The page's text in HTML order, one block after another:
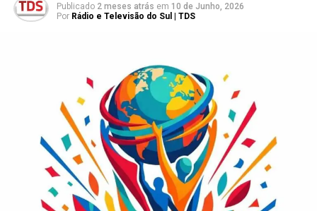
Publicado 2 meses atrás em 10 de Junho, 2026
Por Rádio e Televisão do Sul | TDS